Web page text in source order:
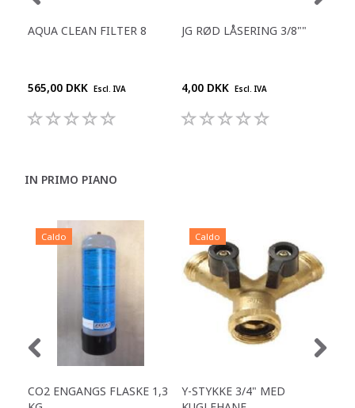
AQUA CLEAN FILTER 8
565,00 DKK Escl. IVA
JG RØD LÅSERING 3/8""
4,00 DKK Escl. IVA
IN PRIMO PIANO
Caldo
CO2 ENGANGS FLASKE 1,3
Caldo
Y-STYKKE 3/4" MED